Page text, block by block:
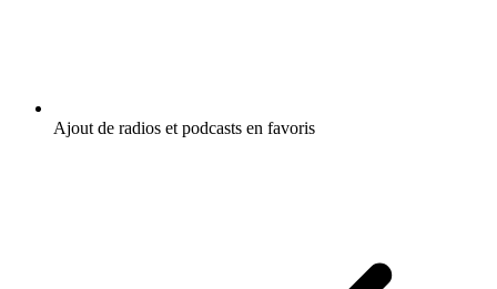
Ajout de radios et podcasts en favoris